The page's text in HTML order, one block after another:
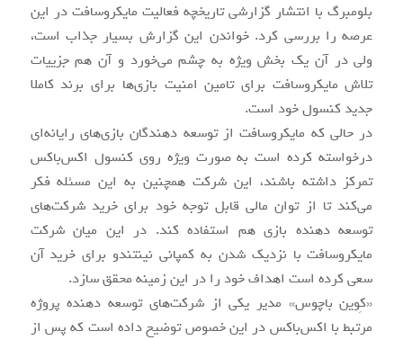
بلومبرگ با انتشار گزارشی تاریخچه فعالیت مایکروسافت در این
عرصه را بررسی کرد. خواندن این گزارش بسیار جذاب است،
ولی در آن یک بخش ویژه به چشم می‌خورد و آن هم جزییات
تلاش مایکروسافت برای تامین امنیت بازی‌ها برای برند کاملا
جدید کنسول خود است.
در حالی که مایکروسافت از توسعه دهندگان بازی‌های رایانه‌ای
درخواسته کرده است به صورت ویژه روی کنسول اکس‌باکس
تمرکز داشته باشند، این شرکت همچنین به این مسئله فکر
می‌کند تا از توان مالی قابل توجه خود برای خرید شرکت‌های
توسعه دهنده بازی هم استفاده کند. در این میان شرکت
مایکروسافت با نزدیک شدن به کمپانی نینتندو برای خرید آن
سعی کرده است اهداف خود را در این زمینه محقق سازد.
«کِوین باچوس» مدیر یکی از شرکت‌های توسعه دهنده پروژه
مرتبط با اکس‌باکس در این خصوص توضیح داده است که پس از